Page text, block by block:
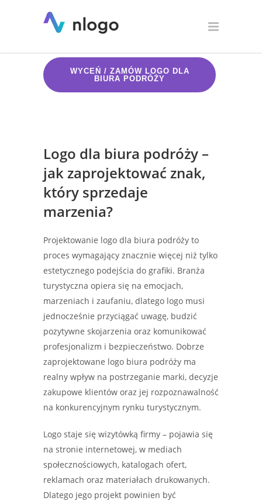
Logo dla biura podróży
WYCEŃ / ZAMÓW LOGO DLA
BIURA PODRÓŻY
Logo dla biura podróży –
jak zaprojektować znak,
który sprzedaje
marzenia?
Projektowanie logo dla biura podróży to
proces wymagający znacznie więcej niż tylko
estetycznego podejścia do grafiki. Branża
turystyczna opiera się na emocjach,
marzeniach i zaufaniu, dlatego logo musi
jednocześnie przyciągać uwagę, budzić
pozytywne skojarzenia oraz komunikować
profesjonalizm i bezpieczeństwo. Dobrze
zaprojektowane logo biura podróży ma
realny wpływ na postrzeganie marki, decyzje
zakupowe klientów oraz jej rozpoznawalność
na konkurencyjnym rynku turystycznym.
Logo staje się wizytówką firmy – pojawia się
na stronie internetowej, w mediach
społecznościowych, katalogach ofert,
reklamach oraz materiałach drukowanych.
Dlatego jego projekt powinien być